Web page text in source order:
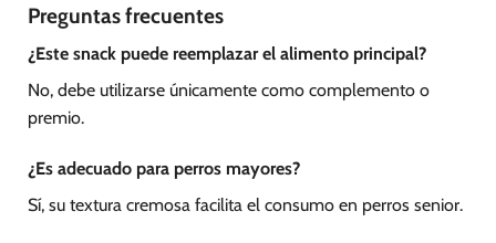
Preguntas frecuentes
¿Este snack puede reemplazar el alimento principal?
No, debe utilizarse únicamente como complemento o
premio.
¿Es adecuado para perros mayores?
Sí, su textura cremosa facilita el consumo en perros senior.